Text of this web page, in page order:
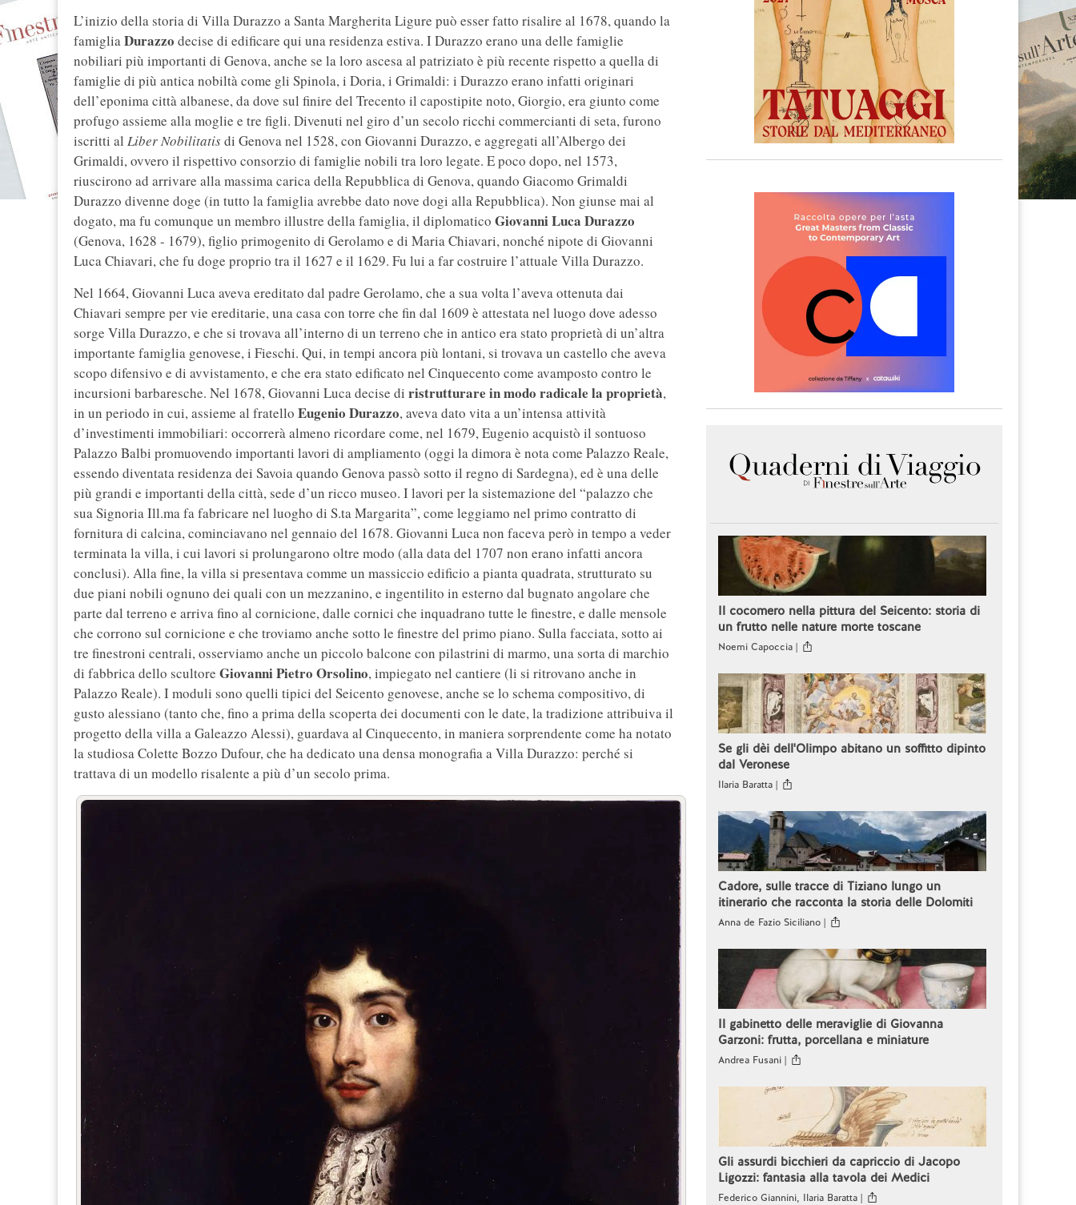
L’inizio della storia di Villa Durazzo a Santa Margherita Ligure può esser fatto risalire al 1678, quando la
famigliaDurazzo decise di edificare qui una residenza estiva. I Durazzo erano una delle famiglie
nobiliari più importanti di Genova, anche se la loro ascesa al patriziato è più recente rispetto a quella di
famiglie di più antica nobiltà come gli Spinola, i Doria, i Grimaldi: i Durazzo erano infatti originari
dell’eponima città albanese, da dove sul finire del Trecento il capostipite noto, Giorgio, era giunto come
profugo assieme alla moglie e tre figli. Divenuti nel giro d’un secolo ricchi commercianti di seta, furono
iscritti al Liber Nobilitatisdi Genova nel 1528, con Giovanni Durazzo, e aggregati all’Albergo dei
Grimaldi, ovvero il rispettivo consorzio di famiglie nobili tra loro legate. E poco dopo, nel 1573,
riuscirono ad arrivare alla massima carica della Repubblica di Genova, quando Giacomo Grimaldi
Durazzo divenne doge (in tutto la famiglia avrebbe dato nove dogi alla Repubblica). Non giunse mai al
dogato, ma fu comunque un membro illustre della famiglia, il diplomatico Giovanni Luca Durazzo
(Genova, 1628 - 1679), figlio primogenito di Gerolamo e di Maria Chiavari, nonché nipote di Giovanni
Luca Chiavari, che fu doge proprio tra il 1627 e il 1629. Fu lui a far costruire l’attuale Villa Durazzo.
Nel 1664, Giovanni Luca aveva ereditato dal padre Gerolamo, che a sua volta l’aveva ottenuta dai
Chiavari sempre per vie ereditarie, una casa con torre che fin dal 1609 è attestata nel luogo dove adesso
sorge Villa Durazzo, e che si trovava all’interno di un terreno che in antico era stato proprietà di un’altra
importante famiglia genovese, i Fieschi. Qui, in tempi ancora più lontani, si trovava un castello che aveva
scopo difensivo e di avvistamento, e che era stato edificato nel Cinquecento come avamposto contro le
incursioni barbaresche. Nel 1678, Giovanni Luca decise di ristrutturare in modo radicale la proprietà,
in un periodo in cui, assieme al fratello Eugenio Durazzo, aveva dato vita a un’intensa attività
d’investimenti immobiliari: occorrerà almeno ricordare come, nel 1679, Eugenio acquistò il sontuoso
Palazzo Balbi promuovendo importanti lavori di ampliamento (oggi la dimora è nota come Palazzo Reale,
essendo diventata residenza dei Savoia quando Genova passò sotto il regno di Sardegna), ed è una delle
più grandi e importanti della città, sede d’un ricco museo. I lavori per la sistemazione del “palazzo che
sua Signoria Ill.ma fa fabricare nel luogho di S.ta Margarita”, come leggiamo nel primo contratto di
fornitura di calcina, cominciavano nel gennaio del 1678. Giovanni Luca non faceva però in tempo a veder
terminata la villa, i cui lavori si prolungarono oltre modo (alla data del 1707 non erano infatti ancora
conclusi). Alla fine, la villa si presentava comme un massiccio edificio a pianta quadrata, strutturato su
due piani nobili ognuno dei quali con un mezzanino, e ingentilito in esterno dal bugnato angolare che
parte dal terreno e arriva fino al cornicione, dalle cornici che inquadrano tutte le finestre, e dalle mensole
che corrono sul cornicione e che troviamo anche sotto le finestre del primo piano. Sulla facciata, sotto ai
tre finestroni centrali, osserviamo anche un piccolo balcone con pilastrini di marmo, una sorta di marchio
di fabbrica dello scultore Giovanni Pietro Orsolino, impiegato nel cantiere (li si ritrovano anche in
Palazzo Reale). I moduli sono quelli tipici del Seicento genovese, anche se lo schema compositivo, di
gusto alessiano (tanto che, fino a prima della scoperta dei documenti con le date, la tradizione attribuiva il
progetto della villa a Galeazzo Alessi), guardava al Cinquecento, in maniera sorprendente come ha notato
la studiosa Colette Bozzo Dufour, che ha dedicato una densa monografia a Villa Durazzo: perché si
trattava di un modello risalente a più d’un secolo prima.
Il cocomero nella pittura del Seicento: storia di
un frutto nelle nature morte toscane
Noemi Capoccia |
Se gli dèi dell'Olimpo abitano un soffitto dipinto
dal Veronese
Ilaria Baratta |
Cadore, sulle tracce di Tiziano lungo un
itinerario che racconta la storia delle Dolomiti
Anna de Fazio Siciliano |
Il gabinetto delle meraviglie di Giovanna
Garzoni: frutta, porcellana e miniature
Andrea Fusani |
Gli assurdi bicchieri da capriccio di Jacopo
Ligozzi: fantasia alla tavola dei Medici
Federico Giannini, Ilaria Baratta |